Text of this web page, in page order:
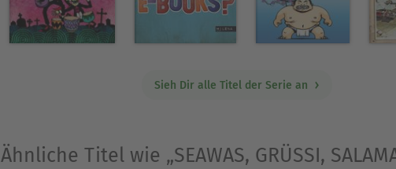
Sieh Dir alle Titel der Serie an
Ähnliche Titel wie „SEAWAS, GRÜSSI,